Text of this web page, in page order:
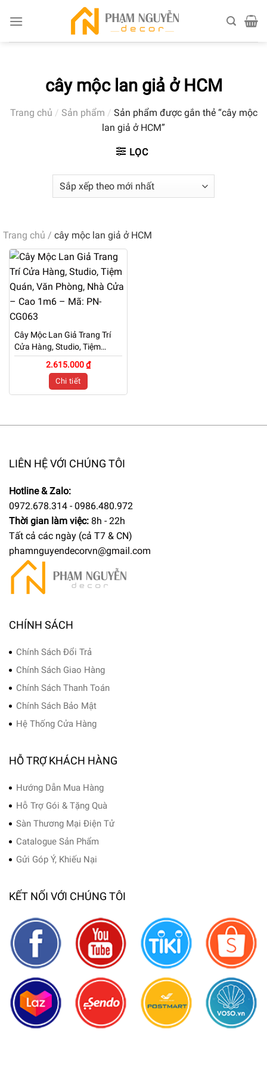
cây mộc lan giả ở HCM
Trang chủ / Sản phẩm / Sản phẩm được gắn thẻ “cây mộc
lan giả ở HCM”
LỌC
Trang chủ / cây mộc lan giả ở HCM
Cây Mộc Lan Giả Trang Trí
Cửa Hàng, Studio, Tiệm
Quán, Văn Phòng, Nhà Cửa
– Cao 1m6 – Mã: PN-CG063
2.615.000 ₫
Chi tiết
LIÊN HỆ VỚI CHÚNG TÔI
Hotline & Zalo:
0972.678.314 - 0986.480.972
Thời gian làm việc: 8h - 22h
Tất cả các ngày (cả T7 & CN)
phamnguyendecorvn@gmail.com
CHÍNH SÁCH
Chính Sách Đổi Trả
Chính Sách Giao Hàng
Chính Sách Thanh Toán
Chính Sách Bảo Mật
Hệ Thống Cửa Hàng
HỖ TRỢ KHÁCH HÀNG
Hướng Dẫn Mua Hàng
Hỗ Trợ Gói & Tặng Quà
Sàn Thương Mại Điện Tử
Catalogue Sản Phẩm
Gửi Góp Ý, Khiếu Nại
KẾT NỐI VỚI CHÚNG TÔI